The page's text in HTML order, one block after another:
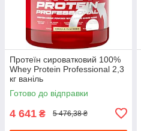
Протеїн сироватковий 100%
Whey Protein Professional 2,3
кг ваніль
Готово до відправки
4 641 ₴ 5 476,38 ₴